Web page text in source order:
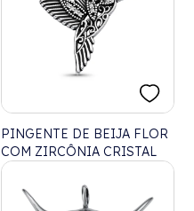
PINGENTE DE BEIJA FLOR
COM ZIRCÔNIA CRISTAL